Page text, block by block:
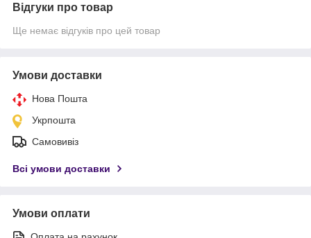
Відгуки про товар
Ще немає відгуків про цей товар
Умови доставки
Нова Пошта
Укрпошта
Самовивіз
Всі умови доставки
Умови оплати